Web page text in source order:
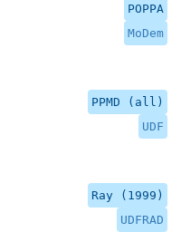
POPPA
MoDem
PPMD (all)
UDF
Ray (1999)
UDFRAD